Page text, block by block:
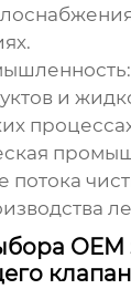
и
потока
OEM